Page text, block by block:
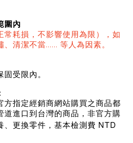
圍內
常耗損，不影響使用為限），如
清潔不當...... 等人為因素。
受限內。
方指定經銷商網站購買之商品都
道進口到台灣的商品，非官方購
、更換零件，基本檢測費 NTD